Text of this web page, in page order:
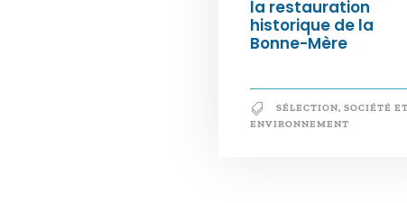
la restauration
historique de la
Bonne-Mère
SÉLECTION, SOCIÉTÉ ET
ENVIRONNEMENT